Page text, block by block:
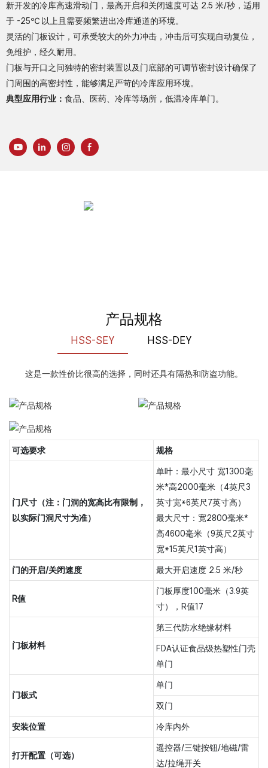
新开发的冷库高速滑动门，最高开启和关闭速度可达 2.5 米/秒，适用
于 -25℃ 以上且需要频繁进出冷库通道的环境。
灵活的门板设计，可承受较大的外力冲击，冲击后可实现自动复位，
免维护，经久耐用。
门板与开口之间独特的密封装置以及门底部的可调节密封设计确保了
门周围的高密封性，能够满足严苛的冷库应用环境。
典型应用行业： 食品、医药、冷库等场所，低温冷库单门。
产品规格
HSS-SEY HSS-DEY
这是一款性价比很高的选择，同时还具有隔热和防盗功能。
可选要求 规格
门尺寸（注：门洞的宽高比有限制，
以实际门洞尺寸为准）
单叶：最小尺寸 宽1300毫
米*高2000毫米（4英尺3
英寸宽*6英尺7英寸高）
最大尺寸：宽2800毫米*
高4600毫米（9英尺2英寸
宽*15英尺1英寸高）
门的开启/关闭速度 最大开启速度 2.5 米/秒
R值
门板厚度100毫米（3.9英
寸），R值17
门板材料
第三代防水绝缘材料
FDA认证食品级热塑性门壳
单门
门板式
单门
双门
安装位置 冷库内外
打开配置（可选）
遥控器/三键按钮/地磁/雷
达/拉绳开关